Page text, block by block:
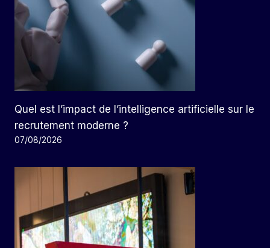
Quel est l’impact de l’intelligence artificielle sur le
recrutement moderne ?
07/08/2026